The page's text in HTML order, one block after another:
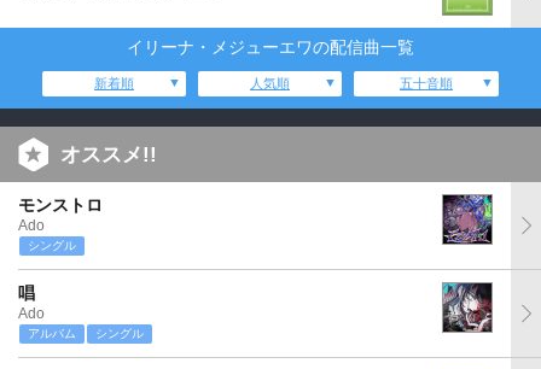
イリーナ・メジューエワの配信曲一覧
新着順 人気順 五十音順
オススメ!!
モンストロ
Ado
シングル
唱
Ado
アルバム シングル